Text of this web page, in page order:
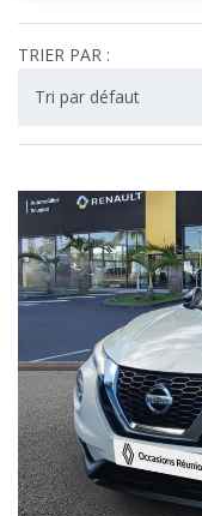
TRIER PAR :
Tri par défaut